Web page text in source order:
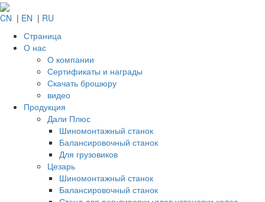
CN | EN | RU
Страница
О нас
О компании
Сертификаты и награды
Скачать брошюру
видео
Продукция
Дали Плюс
Шиномонтажный станок
Балансировочный станок
Для грузовиков
Цезарь
Шиномонтажный станок
Балансировочный станок